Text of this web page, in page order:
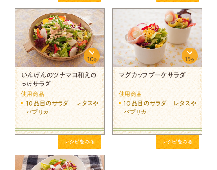
いんげんのツナマヨ和えの
っけサラダ
10分
使用商品
10品目のサラダ レタスや
パプリカ
レシピをみる
マグカップブーケサラダ
15分
使用商品
10品目のサラダ レタスや
パプリカ
レシピをみる